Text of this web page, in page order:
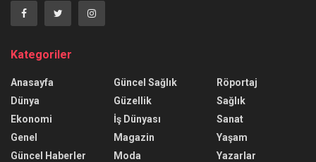
Kategoriler
Anasayfa
Dünya
Ekonomi
Genel
Güncel Haberler
Güncel Sağlık
Güzellik
İş Dünyası
Magazin
Moda
Röportaj
Sağlık
Sanat
Yaşam
Yazarlar